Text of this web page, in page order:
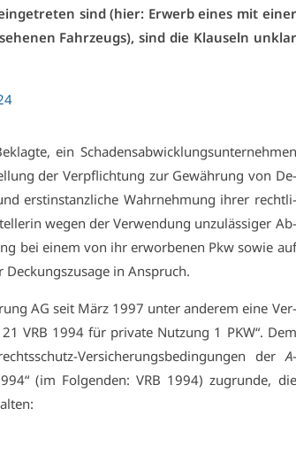
sind (hier: Er­werb ei­nes mit ei­ner
Fahr­zeugs), sind die Klau­seln un­klar
ein Scha­dens­ab­wick­lungs­un­ter­neh­men
der Ver­pflich­tung zur Ge­wäh­rung von De­
erst­in­stanz­li­che Wahr­neh­mung ih­rer recht­li­
we­gen der Ver­wen­dung un­zu­läs­si­ger Ab­
bei ei­nem von ihr er­wor­be­nen Pkw so­wie auf
in An­spruch.
AG seit März 1997 un­ter an­de­rem ei­ne Ver­
VRB 1994 für pri­va­te Nut­zung 1 PKW“. Dem
Ver­si­che­rungs­be­din­gun­gen derA-
(im Fol­gen­den: VRB 1994) zu­grun­de, die